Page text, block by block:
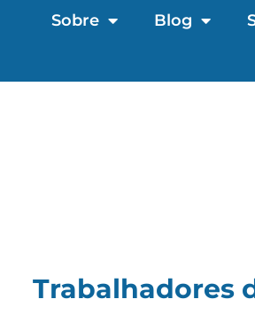
Sobre Blog
Trabalhadores